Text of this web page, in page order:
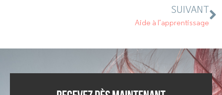
SUIVANT
Aide à l’apprentissage